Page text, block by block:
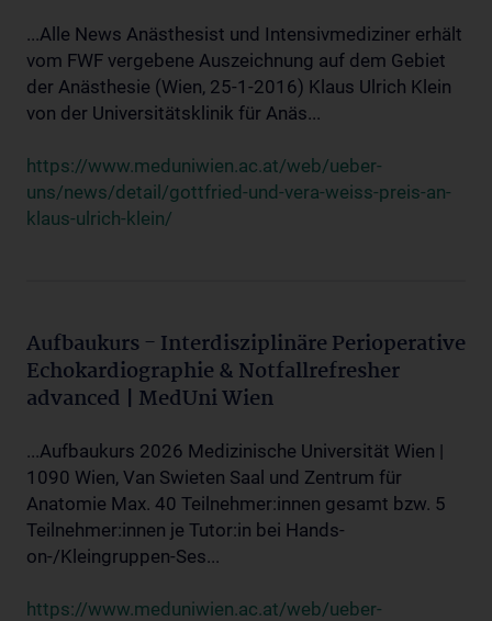
...Alle News Anästhesist und Intensivmediziner erhält
vom FWF vergebene Auszeichnung auf dem Gebiet
der Anästhesie (Wien, 25-1-2016) Klaus Ulrich Klein
von der Universitätsklinik für Anäs...
https://www.meduniwien.ac.at/web/ueber-
uns/news/detail/gottfried-und-vera-weiss-preis-an-
klaus-ulrich-klein/
Aufbaukurs - Interdisziplinäre Perioperative
Echokardiographie & Notfallrefresher
advanced | MedUni Wien
...Aufbaukurs 2026 Medizinische Universität Wien |
1090 Wien, Van Swieten Saal und Zentrum für
Anatomie Max. 40 Teilnehmer:innen gesamt bzw. 5
Teilnehmer:innen je Tutor:in bei Hands-
on-/Kleingruppen-Ses...
https://www.meduniwien.ac.at/web/ueber-